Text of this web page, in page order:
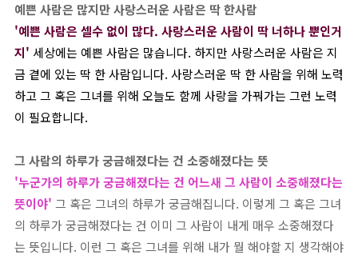
예쁜 사람은 많지만 사랑스러운 사람은 딱 한사람
'예쁜 사람은 셀수 없이 많다. 사랑스러운 사람이 딱 너하나 뿐인거
지' 세상에는 예쁜 사람은 많습니다. 하지만 사랑스러운 사람은 지
금 곁에 있는 딱 한 사람입니다. 사랑스러운 딱 한 사람을 위해 노력
하고 그 혹은 그녀를 위해 오늘도 함께 사랑을 가꿔가는 그런 노력
이 필요합니다.
그 사람의 하루가 궁금해졌다는 건 소중해졌다는 뜻
'누군가의 하루가 궁금해졌다는 건 어느새 그 사람이 소중해졌다는
뜻이야' 그 혹은 그녀의 하루가 궁금해집니다. 이렇게 그 혹은 그녀
의 하루가 궁금해졌다는 건 이미 그 사람이 내게 매우 소중해졌다
는 뜻입니다. 이런 그 혹은 그녀를 위해 내가 뭘 해야할 지 생각해야